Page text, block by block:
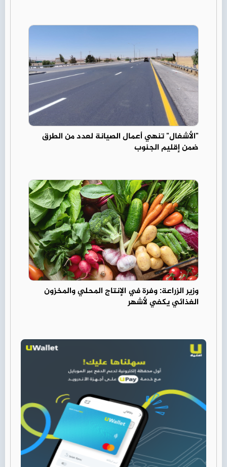
"الأشغال" تنهي أعمال الصيانة لعدد من الطرق
ضمن إقليم الجنوب
وزير الزراعة: وفرة في الإنتاج المحلي والمخزون
الغذائي يكفي لأشهر